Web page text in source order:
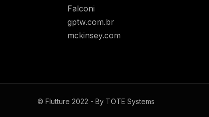
Falconi
gptw.com.br
mckinsey.com
© Flutture 2022 - By TOTE Systems